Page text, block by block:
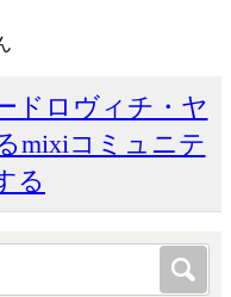
ドロヴィチ・ヤ
mixiコミュニテ
る